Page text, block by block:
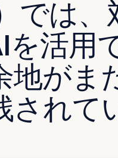
では、
を活用
地がま
されて